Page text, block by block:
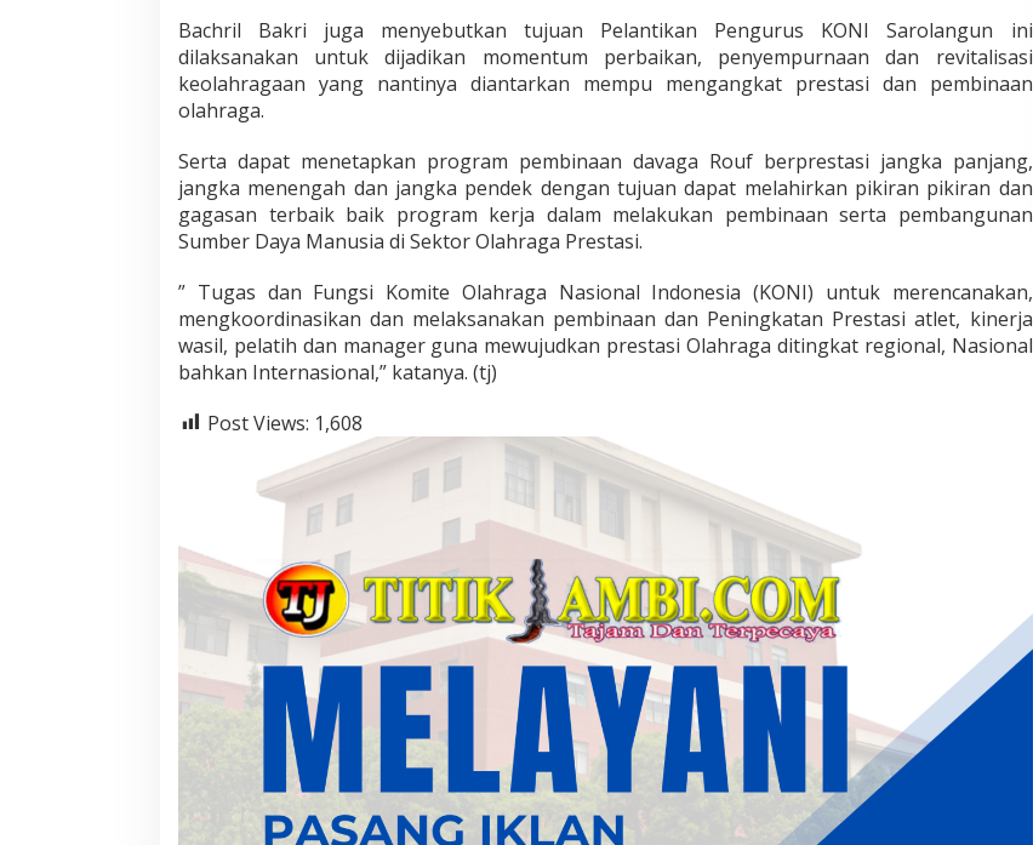
n
g
d
i
n
t
i
k
Bachril Bakri juga menyebutkan tujuan Pelantikan Pengurus KONI Sarolangun ini
dilaksanakan untuk dijadikan momentum perbaikan, penyempurnaan dan revitalisasi
keolahragaan yang nantinya diantarkan mempu mengangkat prestasi dan pembinaan
olahraga.
Serta dapat menetapkan program pembinaan davaga Rouf berprestasi jangka panjang,
jangka menengah dan jangka pendek dengan tujuan dapat melahirkan pikiran pikiran dan
gagasan terbaik baik program kerja dalam melakukan pembinaan serta pembangunan
Sumber Daya Manusia di Sektor Olahraga Prestasi.
” Tugas dan Fungsi Komite Olahraga Nasional Indonesia (KONI) untuk merencanakan,
mengkoordinasikan dan melaksanakan pembinaan dan Peningkatan Prestasi atlet, kinerja
wasil, pelatih dan manager guna mewujudkan prestasi Olahraga ditingkat regional, Nasional
bahkan Internasional,” katanya. (tj)
Post Views: 1,608